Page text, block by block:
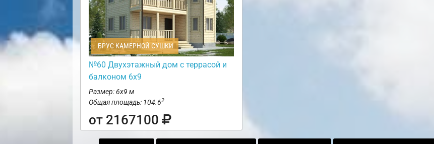
БРУС КАМЕРНОЙ СУШКИ
№60 Двухэтажный дом с террасой и
балконом 6х9
Размер: 6х9 м
Общая площадь: 104.62
от 2167100